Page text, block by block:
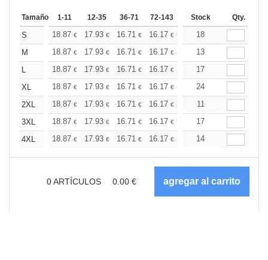
Tamaño 1-11 12-35 36-71 72-143 144-287 288 +
Stock Qty.
S 18.87 € 17.93 € 16.71 € 16.17 € 15.37€
18
M
18.87 € 17.93 € 16.71 € 16.17 € 15.37€
13
L
18.87 € 17.93 € 16.71 € 16.17 € 15.37€
17
XL
18.87 € 17.93 € 16.71 € 16.17 € 15.37€
24
2XL
18.87 € 17.93 € 16.71 € 16.17 € 15.37
11
3XL
18.87 € 17.93 € 16.71 € 16.17 € 15.37€
17
4XL
18.87 € 17.93 € 16.71 € 16.17 € 15.37€
14
0ARTÍCULOS 0.00 €